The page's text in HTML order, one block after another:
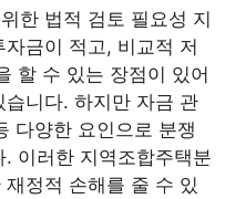
한 법적 검토 필요성 지
금이 적고, 비교적 저
할 수 있는 장점이 있어
니다. 하지만 자금 관
다양한 요인으로 분쟁
이러한 지역조합주택분
정적 손해를 줄 수 있